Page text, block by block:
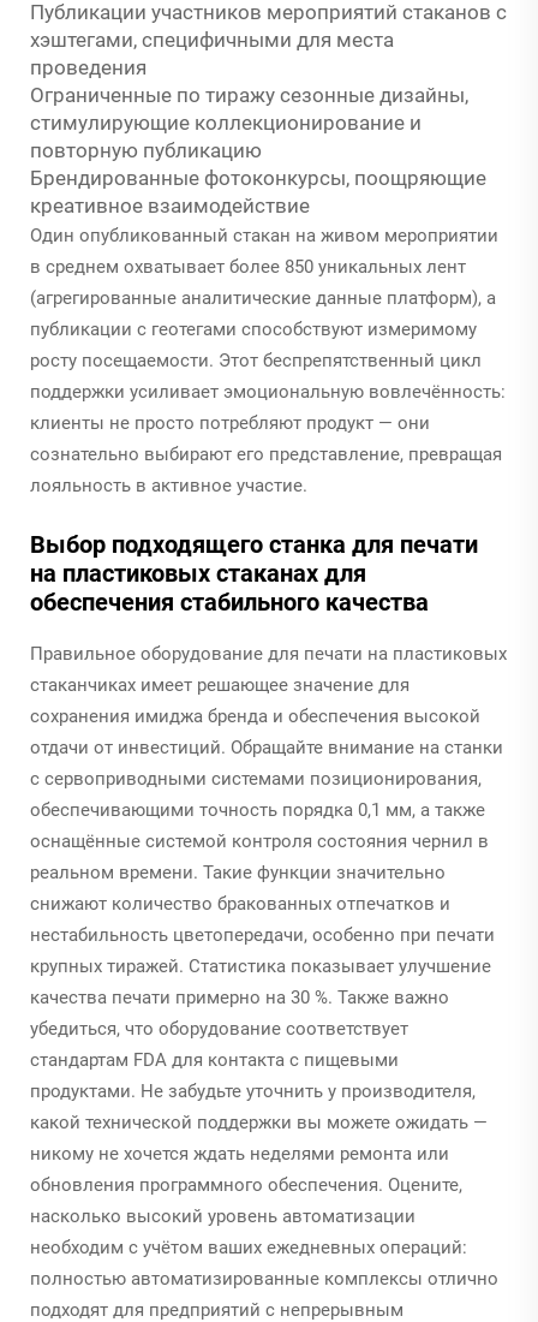
Публикации участников мероприятий стаканов с
хэштегами, специфичными для места
проведения
Ограниченные по тиражу сезонные дизайны,
стимулирующие коллекционирование и
повторную публикацию
Брендированные фотоконкурсы, поощряющие
креативное взаимодействие
Один опубликованный стакан на живом мероприятии
в среднем охватывает более 850 уникальных лент
(агрегированные аналитические данные платформ), а
публикации с геотегами способствуют измеримому
росту посещаемости. Этот беспрепятственный цикл
поддержки усиливает эмоциональную вовлечённость:
клиенты не просто потребляют продукт — они
сознательно выбирают его представление, превращая
лояльность в активное участие.
Выбор подходящего станка для печати
на пластиковых стаканах для
обеспечения стабильного качества
Правильное оборудование для печати на пластиковых
стаканчиках имеет решающее значение для
сохранения имиджа бренда и обеспечения высокой
отдачи от инвестиций. Обращайте внимание на станки
с сервоприводными системами позиционирования,
обеспечивающими точность порядка 0,1 мм, а также
оснащённые системой контроля состояния чернил в
реальном времени. Такие функции значительно
снижают количество бракованных отпечатков и
нестабильность цветопередачи, особенно при печати
крупных тиражей. Статистика показывает улучшение
качества печати примерно на 30 %. Также важно
убедиться, что оборудование соответствует
стандартам FDA для контакта с пищевыми
продуктами. Не забудьте уточнить у производителя,
какой технической поддержки вы можете ожидать —
никому не хочется ждать неделями ремонта или
обновления программного обеспечения. Оцените,
насколько высокий уровень автоматизации
необходим с учётом ваших ежедневных операций:
полностью автоматизированные комплексы отлично
подходят для предприятий с непрерывным